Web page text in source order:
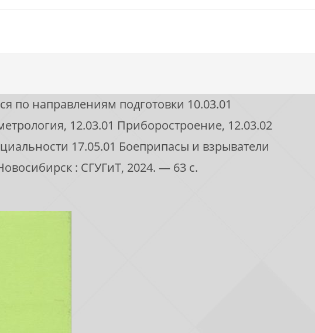
по направлениям подготовки 10.03.01
12.03.01 Приборостроение, 12.03.02
17.05.01 Боеприпасы и взрыватели
: СГУГиТ, 2024. — 63 с.